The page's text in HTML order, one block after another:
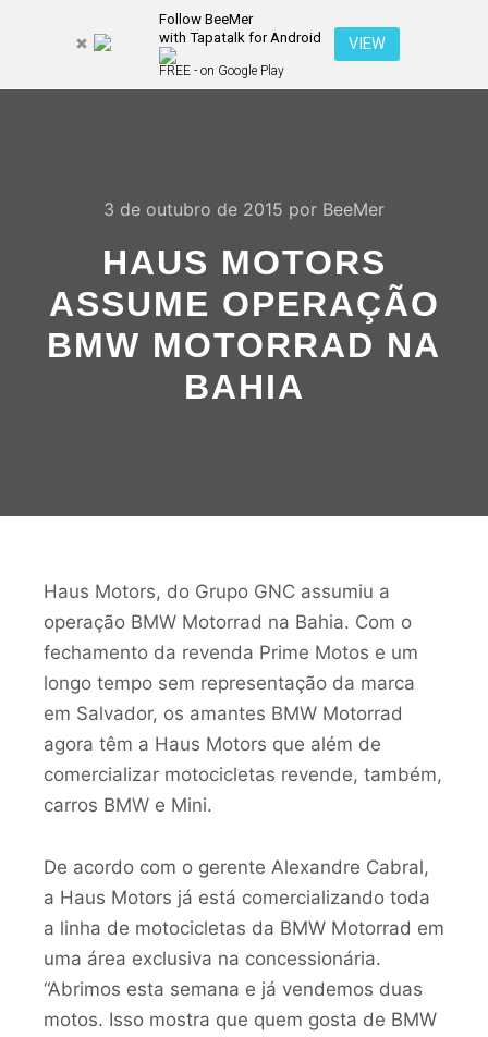
Follow BeeMer
with Tapatalk for Android
FREE - on Google Play
VIEW
3 de outubro de 2015 por BeeMer
HAUS MOTORS
ASSUME OPERAÇÃO
BMW MOTORRAD NA
BAHIA
Haus Motors, do Grupo GNC assumiu a
operação BMW Motorrad na Bahia. Com o
fechamento da revenda Prime Motos e um
longo tempo sem representação da marca
em Salvador, os amantes BMW Motorrad
agora têm a Haus Motors que além de
comercializar motocicletas revende, também,
carros BMW e Mini.
De acordo com o gerente Alexandre Cabral,
a Haus Motors já está comercializando toda
a linha de motocicletas da BMW Motorrad em
uma área exclusiva na concessionária.
“Abrimos esta semana e já vendemos duas
motos. Isso mostra que quem gosta de BMW